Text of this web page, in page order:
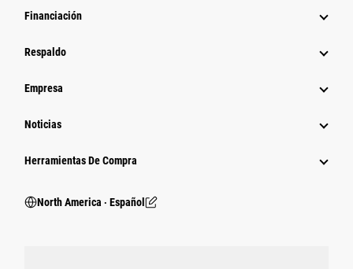
Financiación
Respaldo
Empresa
Noticias
Herramientas De Compra
North America ‧ Español